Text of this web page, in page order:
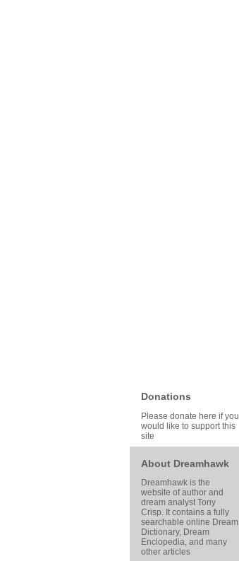
Donations
Please donate here if you
would like to support this
site
About Dreamhawk
Dreamhawk is the
website of author and
dream analystTony
Crisp. It contains a fully
searchable online Dream
Dictionary, Dream
Enclopedia, and many
other articles